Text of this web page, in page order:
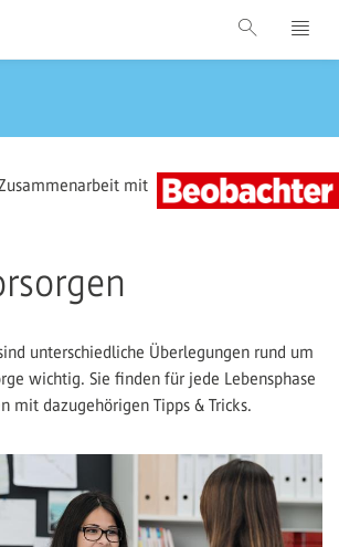
mit
unterschiedliche Überlegungen rund um
wichtig. Sie finden für jede Lebensphase
mit dazugehörigen Tipps & Tricks.